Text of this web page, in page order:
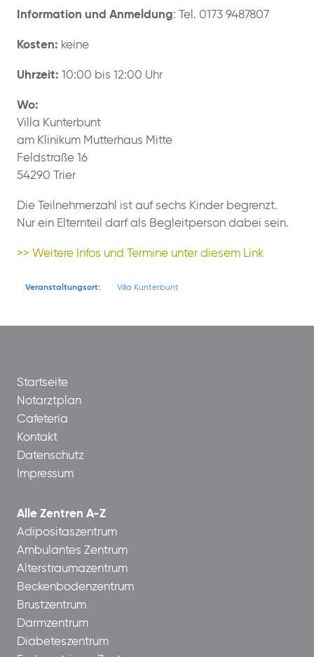
Information und Anmeldung: Tel. 0173 9487807
Kosten: keine
Uhrzeit: 10:00 bis 12:00 Uhr
Wo:
Villa Kunterbunt
am Klinikum Mutterhaus Mitte
Feldstraße 16
54290 Trier
Die Teilnehmerzahl ist auf sechs Kinder begrenzt.
Nur ein Elternteil darf als Begleitperson dabei sein.
>> Weitere Infos und Termine unter diesem Link
Veranstaltungsort: Villa Kunterbunt
Startseite
Notarztplan
Cafeteria
Kontakt
Datenschutz
Impressum
Alle Zentren A-Z
Adipositaszentrum
Ambulantes Zentrum
Alterstraumazentrum
Beckenbodenzentrum
Brustzentrum
Darmzentrum
Diabeteszentrum